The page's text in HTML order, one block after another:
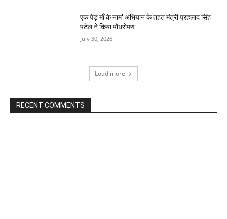
एक पेड़ माँ के नाम’ अभियान के तहत मंत्री प्रहलाद सिंह
पटेल ने किया पौधरोपण
July 30, 2026
Load more
RECENT COMMENTS